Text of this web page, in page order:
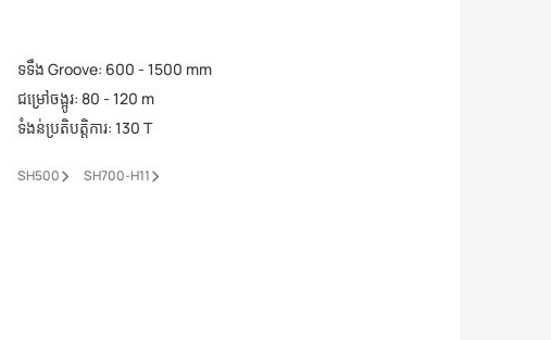
ទទឹង Groove: 600 - 1500 mm
ជម្រៅចង្អូរ: 80 - 120 m
ទំងន់ប្រតិបត្តិការ:130 T
SH500 SH700-H11